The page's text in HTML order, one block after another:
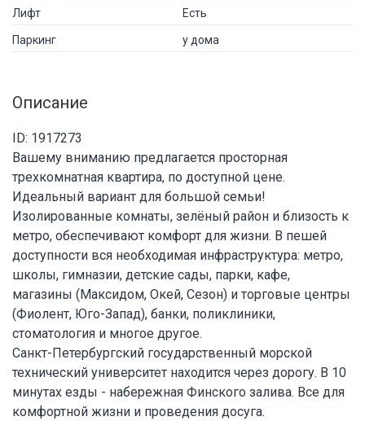
Лифт Есть
Паркинг у дома
Описание
ID: 1917273
Вашему вниманию предлагается просторная
трехкомнатная квартира, по доступной цене.
Идеальный вариант для большой семьи!
Изолированные комнаты, зелёный район и близость к
метро, обеспечивают комфорт для жизни. В пешей
доступности вся необходимая инфраструктура: метро,
школы, гимназии, детские сады, парки, кафе,
магазины (Максидом, Окей, Сезон) и торговые центры
(Фиолент, Юго-Запад), банки, поликлиники,
стоматология и многое другое.
Санкт-Петербургский государственный морской
технический университет находится через дорогу. В 10
минутах езды - набережная Финского залива. Все для
комфортной жизни и проведения досуга.